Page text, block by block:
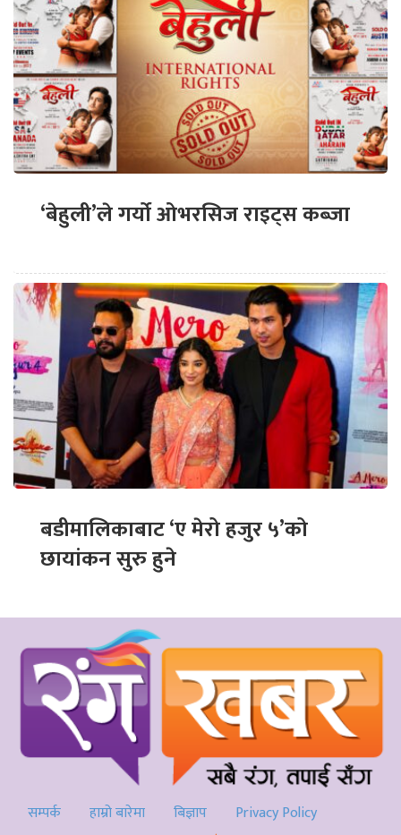
‘बेहुली’ले गर्यो ओभरसिज राइट्स कब्जा
बडीमालिकाबाट ‘ए मेरो हजुर ५’को
छायांकन सुरु हुने
सम्पर्क हाम्रो बारेमा बिज्ञाप
Privacy Policy